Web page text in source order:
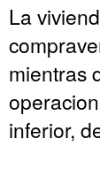
La
mientras
inferior,